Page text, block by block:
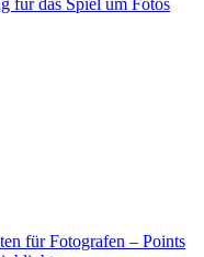
für das Spiel um Fotos
für Fotografen – Points